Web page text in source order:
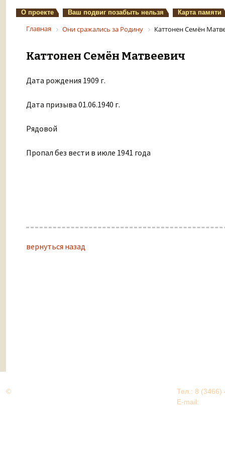
О проекте Ваш подвиг позабыть нельзя Карта памяти
Главная Они сражались за Родину Каттонен Семён
Каттонен Семён Матвеевич
Дата рождения 1909 г.
Дата призыва 01.06.1940 г.
Рядовой
Пропал без вести в июле 1941 года
вернуться назад
©
Тел.: 8 (3466)
E-mail: